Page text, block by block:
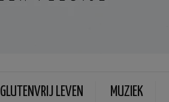
GLUTENVRIJ LEVEN MUZIEK